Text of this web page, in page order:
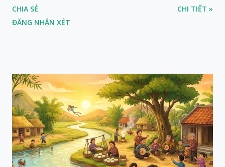
CHIA SẺ
ĐĂNG NHẬN XÉT
CHI TIẾT »